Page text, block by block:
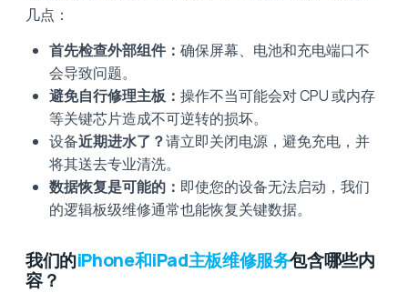
几点：
首先检查外部组件： 确保屏幕、电池和充电端口不
会导致问题。
避免自行修理主板： 操作不当可能会对 CPU 或内存
等关键芯片造成不可逆转的损坏。
设备近期进水了？请立即关闭电源，避免充电，并
将其送去专业清洗。
数据恢复是可能的： 即使您的设备无法启动，我们
的逻辑板级维修通常也能恢复关键数据。
我们的iPhone和iPad主板维修服务包含哪些内
容？